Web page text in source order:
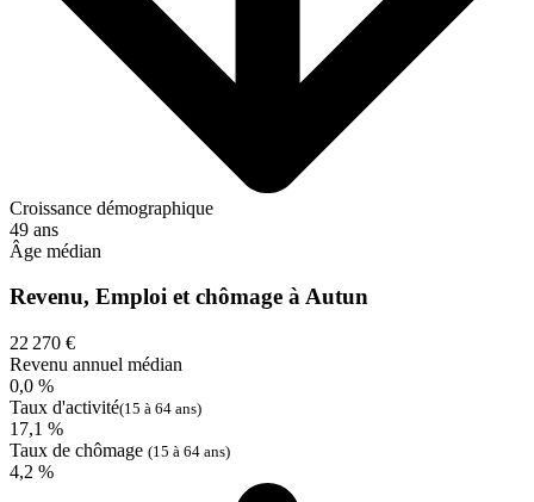
Croissance démographique
49 ans
Âge médian
Revenu, Emploi et chômage à Autun
22 270 €
Revenu annuel médian
0,0 %
Taux d'activité(15 à 64 ans)
17,1 %
Taux de chômage (15 à 64 ans)
4,2 %